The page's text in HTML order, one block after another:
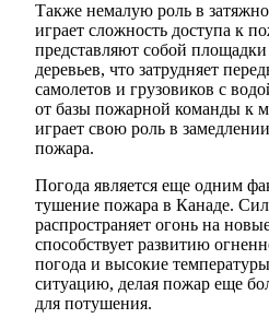
Также немалую роль в
играет сложность доступа к
представляют собой
деревьев, что затрудняет
самолетов и грузовиков с
от базы пожарной команды к
играет свою роль в
пожара.
Погода является еще одним
тушение пожара в Канаде.
распространяет огонь на
способствует развитию
погода и высокие
ситуацию, делая пожар еще
для потушения.